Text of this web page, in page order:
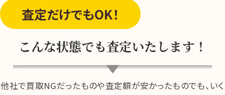
査定だけでもOK！
こんな状態でも査定いたします！
他社で買取NGだったものや査定額が安かったものでも、いく